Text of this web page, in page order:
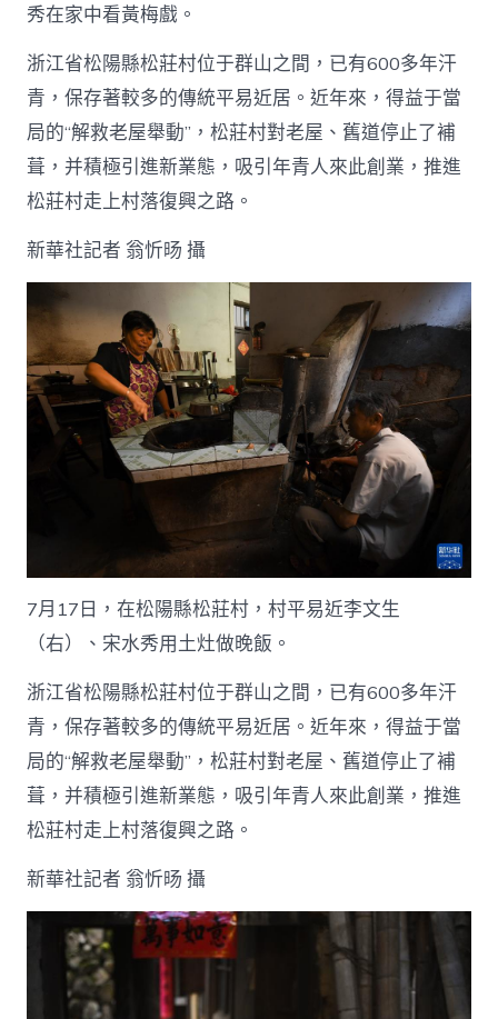
秀在家中看黃梅戲。
浙江省松陽縣松莊村位于群山之間，已有600多年汗
青，保存著較多的傳統平易近居。近年來，得益于當
局的“解救老屋舉動”，松莊村對老屋、舊道停止了補
葺，并積極引進新業態，吸引年青人來此創業，推進
松莊村走上村落復興之路。
新華社記者 翁忻旸 攝
7月17日，在松陽縣松莊村，村平易近李文生
（右）、宋水秀用土灶做晚飯。
浙江省松陽縣松莊村位于群山之間，已有600多年汗
青，保存著較多的傳統平易近居。近年來，得益于當
局的“解救老屋舉動”，松莊村對老屋、舊道停止了補
葺，并積極引進新業態，吸引年青人來此創業，推進
松莊村走上村落復興之路。
新華社記者 翁忻旸 攝